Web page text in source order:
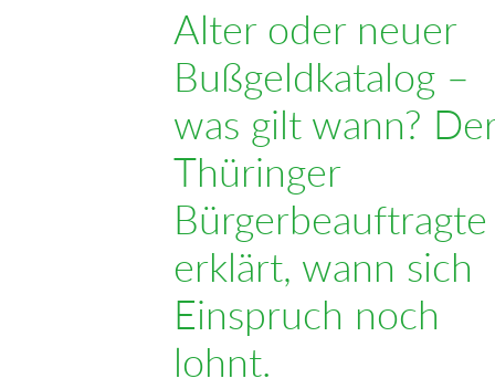
Alter oder neuer
Bußgeldkatalog –
was gilt wann?
Thüringer
Bürgerbeauftragte
erklärt, wann sich
Einspruch noch
lohnt.